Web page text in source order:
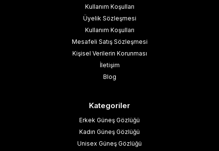
Kullanım Koşulları
Üyelik Sözleşmesi
Kullanım Koşulları
Mesafeli Satış Sözleşmesi
Kişisel Verilerin Korunması
İletişim
Blog
Kategoriler
Erkek Güneş Gözlüğü
Kadın Güneş Gözlüğü
Unisex Güneş Gözlüğü